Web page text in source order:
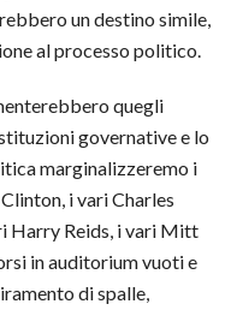
un destino simile,
al processo politico.
quegli
governative e lo
marginalizzeremo i
i vari Charles
Harry Reids, i vari Mitt
in auditorium vuoti e
di spalle,